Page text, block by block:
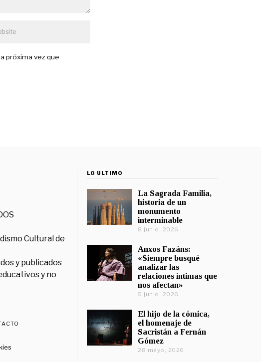
próxima vez que
Cultural de
y publicados
y no
LO ÚLTIMO
La Sagrada Familia,
historia de un
monumento
interminable
8 junio, 2026
Anxos Fazáns:
«Siempre busqué
analizar las
relaciones íntimas que
nos afectan»
5 junio, 2026
El hijo de la cómica,
el homenaje de
Sacristán a Fernán
Gómez
28 mayo, 2026